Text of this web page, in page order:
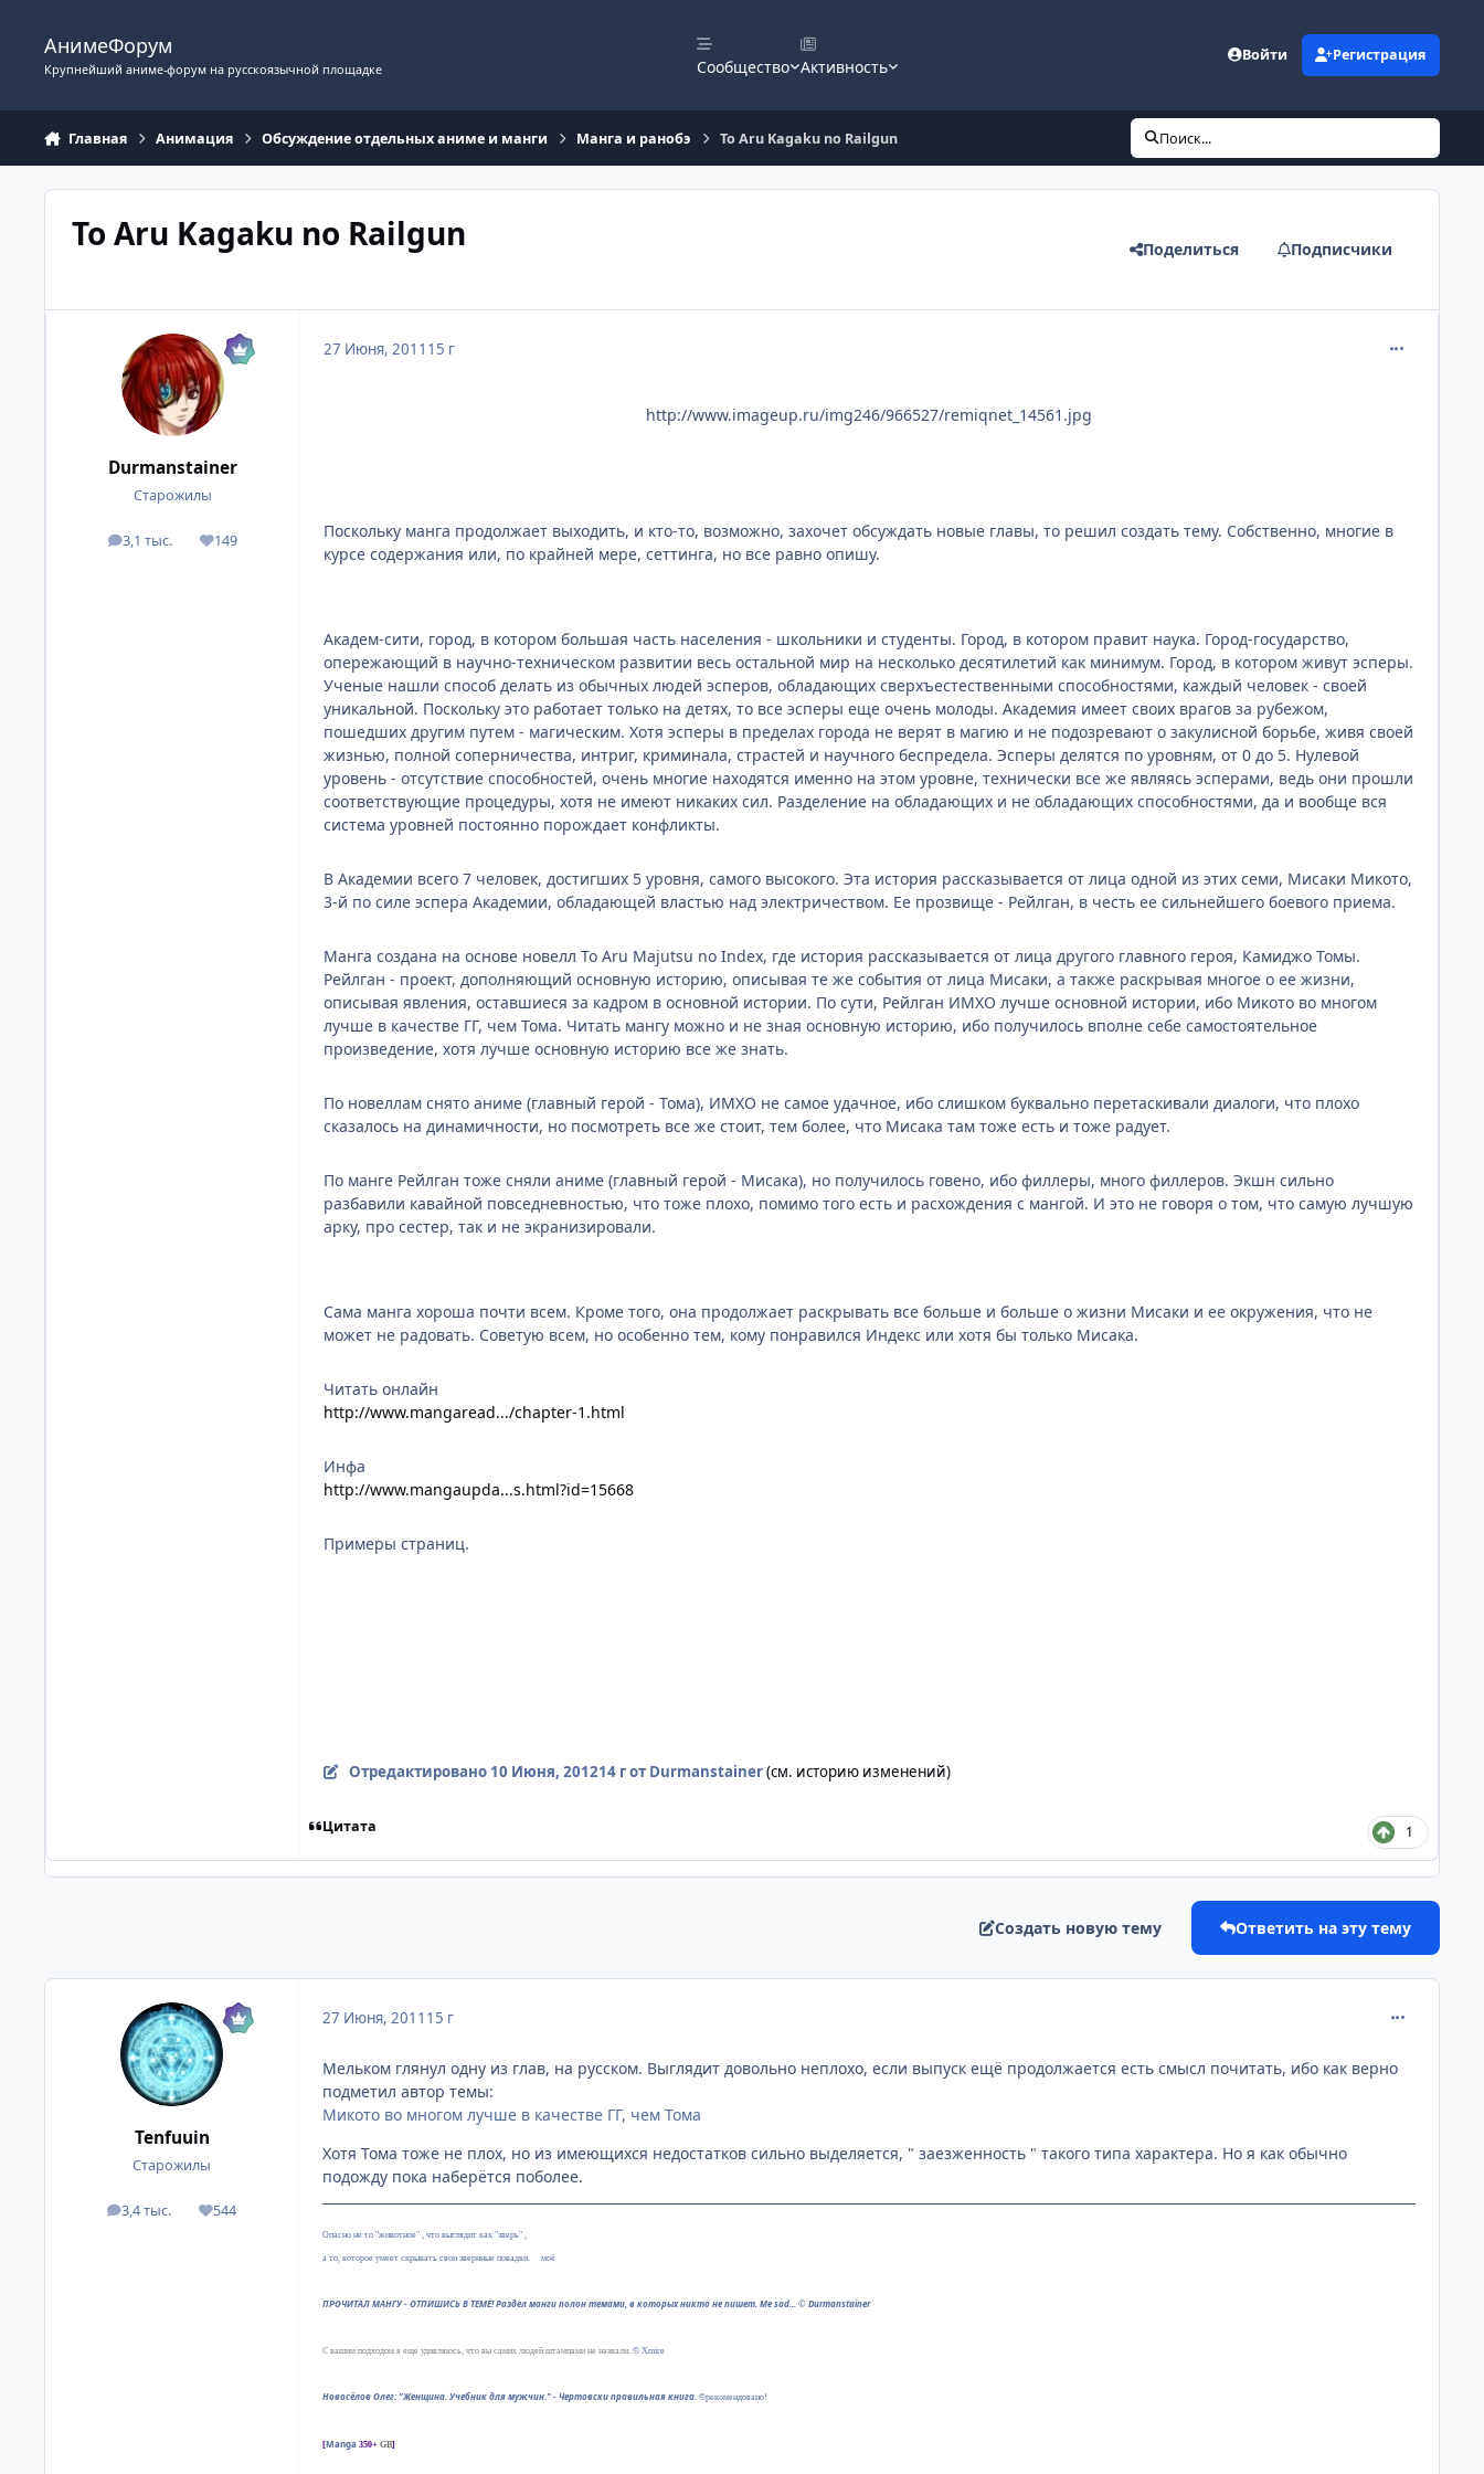
АнимеФорум
Крупнейший аниме-форум на русскоязычной площадке Сообщество Активность
Войти Регистрация
Главная Анимация Обсуждение отдельных аниме и манги Манга и ранобэ To Aru Kagaku no Railgun Поиск...
To Aru Kagaku no Railgun Поделиться Подписчики
Durmanstainer
Старожилы
3,1 тыс.
посты 149
Репутация
27 Июня, 2011 15 г
http://www.imageup.ru/img246/966527/remiqnet_14561.jpg
Поскольку манга продолжает выходить, и кто-то, возможно, захочет обсуждать новые главы, то решил создать тему. Собственно, многие в
курсе содержания или, по крайней мере, сеттинга, но все равно опишу.
Академ-сити, город, в котором большая часть населения - школьники и студенты. Город, в котором правит наука. Город-государство,
опережающий в научно-техническом развитии весь остальной мир на несколько десятилетий как минимум. Город, в котором живут эсперы.
Ученые нашли способ делать из обычных людей эсперов, обладающих сверхъестественными способностями, каждый человек - своей
уникальной. Поскольку это работает только на детях, то все эсперы еще очень молоды. Академия имеет своих врагов за рубежом,
пошедших другим путем - магическим. Хотя эсперы в пределах города не верят в магию и не подозревают о закулисной борьбе, живя своей
жизнью, полной соперничества, интриг, криминала, страстей и научного беспредела. Эсперы делятся по уровням, от 0 до 5. Нулевой
уровень - отсутствие способностей, очень многие находятся именно на этом уровне, технически все же являясь эсперами, ведь они прошли
соответствующие процедуры, хотя не имеют никаких сил. Разделение на обладающих и не обладающих способностями, да и вообще вся
система уровней постоянно порождает конфликты.
В Академии всего 7 человек, достигших 5 уровня, самого высокого. Эта история рассказывается от лица одной из этих семи, Мисаки Микото,
3-й по силе эспера Академии, обладающей властью над электричеством. Ее прозвище - Рейлган, в честь ее сильнейшего боевого приема.
Манга создана на основе новелл To Aru Majutsu no Index, где история рассказывается от лица другого главного героя, Камиджо Томы.
Рейлган - проект, дополняющий основную историю, описывая те же события от лица Мисаки, а также раскрывая многое о ее жизни,
описывая явления, оставшиеся за кадром в основной истории. По сути, Рейлган ИМХО лучше основной истории, ибо Микото во многом
лучше в качестве ГГ, чем Тома. Читать мангу можно и не зная основную историю, ибо получилось вполне себе самостоятельное
произведение, хотя лучше основную историю все же знать.
По новеллам снято аниме (главный герой - Тома), ИМХО не самое удачное, ибо слишком буквально перетаскивали диалоги, что плохо
сказалось на динамичности, но посмотреть все же стоит, тем более, что Мисака там тоже есть и тоже радует.
По манге Рейлган тоже сняли аниме (главный герой - Мисака), но получилось говено, ибо филлеры, много филлеров. Экшн сильно
разбавили кавайной повседневностью, что тоже плохо, помимо того есть и расхождения с мангой. И это не говоря о том, что самую лучшую
арку, про сестер, так и не экранизировали.
Сама манга хороша почти всем. Кроме того, она продолжает раскрывать все больше и больше о жизни Мисаки и ее окружения, что не
может не радовать. Советую всем, но особенно тем, кому понравился Индекс или хотя бы только Мисака.
Читать онлайн
http://www.mangaread.../chapter-1.html
Инфа
http://www.mangaupda...s.html?id=15668
Примеры страниц.
Отредактировано 10 Июня, 201214 гот Durmanstainer(см. историю изменений)
Цитата 1
Создать новую тему Ответить на эту тему
Tenfuuin
Старожилы
3,4 тыс.
посты 544
Репутация
27 Июня, 2011 15 г
Мельком глянул одну из глав, на русском. Выглядит довольно неплохо, если выпуск ещё продолжается есть смысл почитать, ибо как верно
подметил автор темы:
Микото во многом лучше в качестве ГГ, чем Тома
Хотя Тома тоже не плох, но из имеющихся недостатков сильно выделяется, " заезженность " такого типа характера. Но я как обычно
подожду пока наберётся поболее.
Опасно не то "животное" , что выглядит как "зверь" ,
а то, которое умеет скрывать свои звериные повадки. моё
ПРОЧИТАЛ МАНГУ - ОТПИШИСЬ В ТЕМЕ! Раздел манги полон темами, в которых никто не пишет. Me sad...©Durmanstainer
С вашим подходом я еще удивляюсь, что вы самих людей штампами не назвали. © Xmire
Новосёлов Олег: "Женщина. Учебник для мужчин." - Чертовски правильная книга. ©рекомендовано!
[Manga 350+ GB]